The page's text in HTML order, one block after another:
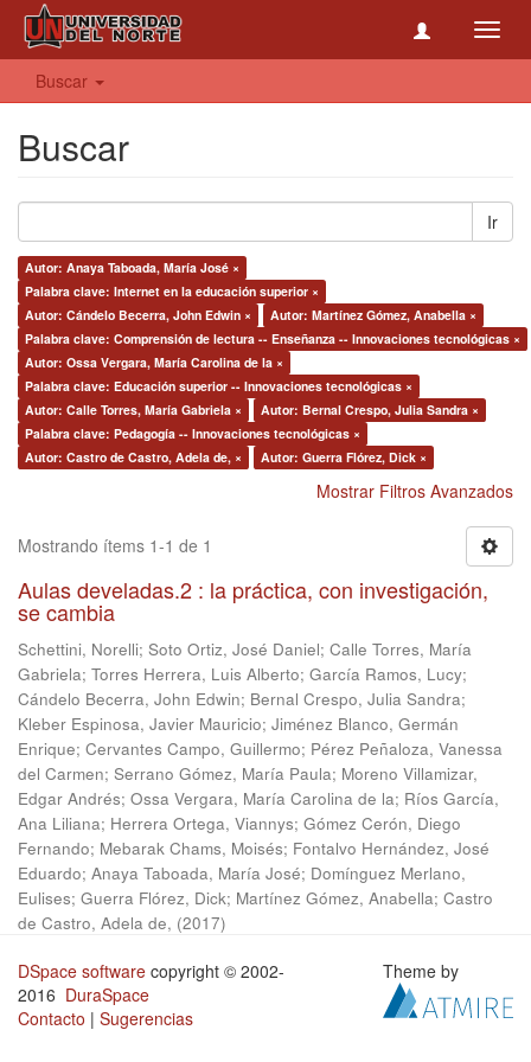
Buscar
Buscar
Ir
Autor: Anaya Taboada, María José ×
Palabra clave: Internet en la educación superior ×
Autor: Cándelo Becerra, John Edwin ×
Autor: Martínez Gómez, Anabella ×
Palabra clave: Comprensión de lectura -- Enseñanza -- Innovaciones tecnológicas ×
Autor: Ossa Vergara, María Carolina de la ×
Palabra clave: Educación superior -- Innovaciones tecnológicas ×
Autor: Calle Torres, María Gabriela ×
Autor: Bernal Crespo, Julia Sandra ×
Palabra clave: Pedagogía -- Innovaciones tecnológicas ×
Autor: Castro de Castro, Adela de, ×
Autor: Guerra Flórez, Dick ×
Mostrar Filtros Avanzados
Mostrando ítems 1-1 de 1
Aulas develadas.2 : la práctica, con investigación,
se cambia
Schettini, Norelli; Soto Ortiz, José Daniel; Calle Torres, María
Gabriela; Torres Herrera, Luis Alberto; García Ramos, Lucy;
Cándelo Becerra, John Edwin; Bernal Crespo, Julia Sandra;
Kleber Espinosa, Javier Mauricio; Jiménez Blanco, Germán
Enrique; Cervantes Campo, Guillermo; Pérez Peñaloza, Vanessa
del Carmen; Serrano Gómez, María Paula; Moreno Villamizar,
Edgar Andrés; Ossa Vergara, María Carolina de la; Ríos García,
Ana Liliana; Herrera Ortega, Viannys; Gómez Cerón, Diego
Fernando; Mebarak Chams, Moisés; Fontalvo Hernández, José
Eduardo; Anaya Taboada, María José; Domínguez Merlano,
Eulises; Guerra Flórez, Dick; Martínez Gómez, Anabella; Castro
de Castro, Adela de, (2017)
DSpace software copyright © 2002-
2016 DuraSpace
Contacto | Sugerencias
Theme by